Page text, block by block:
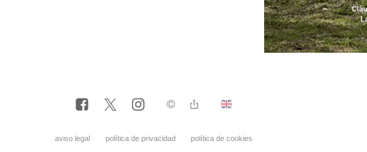
aviso legal política de privacidad política de cookies